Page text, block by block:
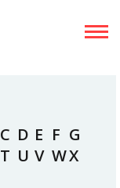
C D E F G
T U V WX